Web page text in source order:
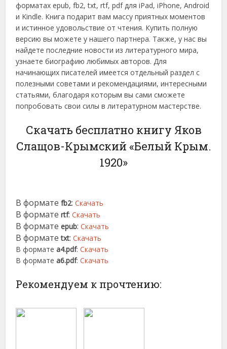
форматах epub, fb2, txt, rtf, pdf для iPad, iPhone, Android
и Kindle. Книга подарит вам массу приятных моментов
и истинное удовольствие от чтения. Купить полную
версию вы можете у нашего партнера. Также, у нас вы
найдете последние новости из литературного мира,
узнаете биографию любимых авторов. Для
начинающих писателей имеется отдельный раздел с
полезными советами и рекомендациями, интересными
статьями, благодаря которым вы сами сможете
попробовать свои силы в литературном мастерстве.
Скачать бесплатно книгу Яков
Слащов-Крымский «Белый Крым.
1920»
В форматеfb2:Скачать
В форматеrtf:Скачать
В форматеepub:Скачать
В форматеtxt:Скачать
В форматеa4.pdf:Скачать
В форматеa6.pdf:Скачать
Рекомендуем к прочтению: